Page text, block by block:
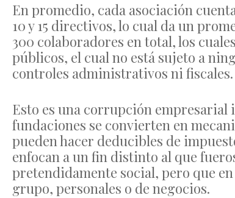
En promedio, cada asociación
10 y 15 directivos, lo cual da un
300 colaboradores en total, los
públicos, el cual no está sujeto a
controles administrativos ni fiscales.
Esto es una corrupción empresarial
fundaciones se convierten en
pueden hacer deducibles de
enfocan a un fin distinto al que
pretendidamente social, pero que
grupo, personales o de negocios.